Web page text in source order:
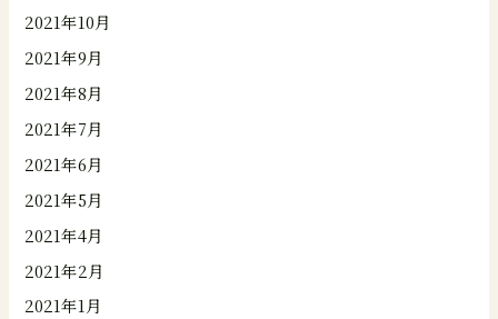
2021年10月
2021年9月
2021年8月
2021年7月
2021年6月
2021年5月
2021年4月
2021年2月
2021年1月